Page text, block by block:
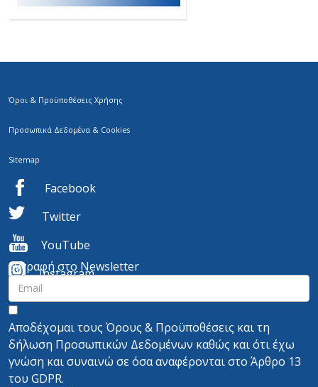
Όροι & Προϋποθέσεις Χρήσης
Προσωπικά Δεδομένα & Cookies
Sitemap
Facebook
Twitter
YouTube
Instagram
Εγγραφή στο Newsletter
Αποδέχομαι τους Όρους & Προϋποθέσεις και τη
δήλωση Προσωπικών Δεδομένων καθώς και ότι έχω
γνώση και συναινώ σε όσα αναφέρονται στο Άρθρο 13
του GDPR.